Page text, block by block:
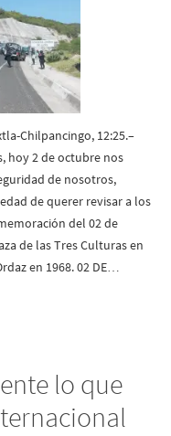
Chilpancingo, 12:25.–
hoy 2 de octubre nos
de nosotros,
de querer revisar a los
del 02 de
de las Tres Culturas en
en 1968. 02 DE…
lo que